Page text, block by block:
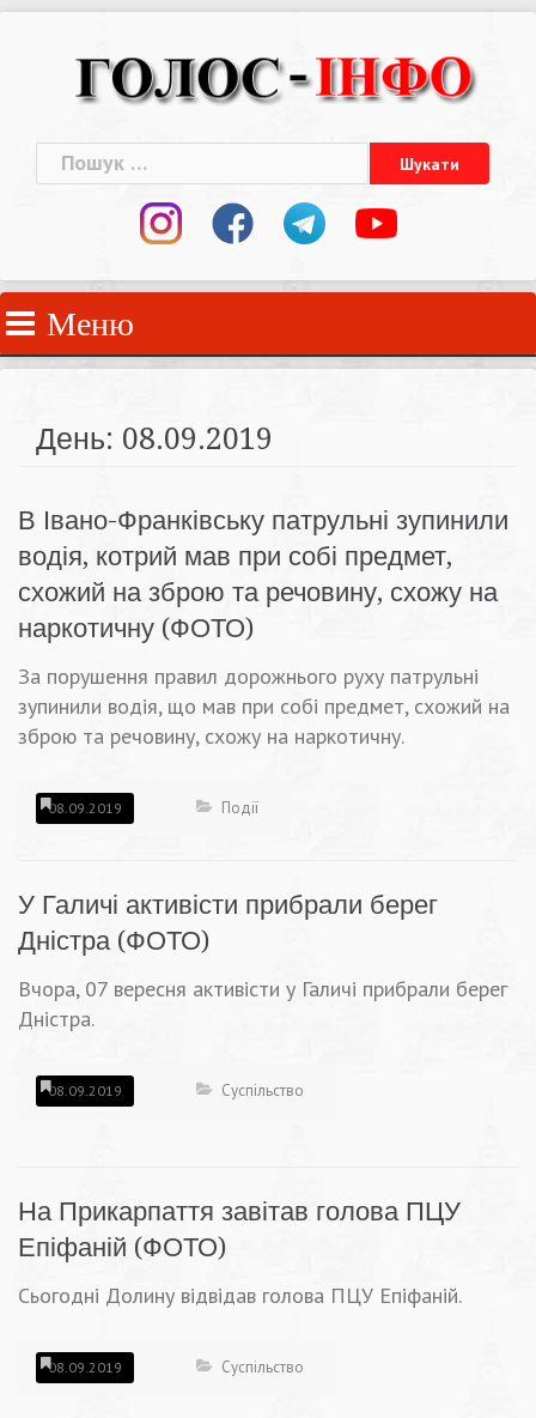
Пошук:
Меню
День: 08.09.2019
В Івано-Франківську патрульні зупинили
водія, котрий мав при собі предмет,
схожий на зброю та речовину, схожу на
наркотичну (ФОТО)
За порушення правил дорожнього руху патрульні
зупинили водія, що мав при собі предмет, схожий на
зброю та речовину, схожу на наркотичну.
08.09.2019 Події
У Галичі активісти прибрали берег
Дністра (ФОТО)
Вчора, 07 вересня активісти у Галичі прибрали берег
Дністра.
08.09.2019 Суспільство
На Прикарпаття завітав голова ПЦУ
Епіфаній (ФОТО)
Сьогодні Долину відвідав голова ПЦУ Епіфаній.
08.09.2019 Суспільство